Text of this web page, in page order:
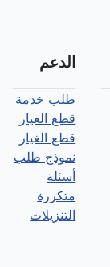
الدعم
طلب خدمة
قطع الغيار
قطع الغيار
نموذج طلب
أسئلة
متكررة
التنزيلات